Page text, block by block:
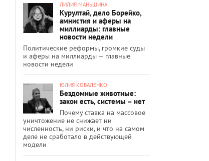
ЛИЛИЯ МАНЬШИНА
Курултай, дело Борейко,
амнистия и аферы на
миллиарды: главные
новости недели
Политические реформы, громкие суды
и аферы на миллиарды — главные
новости недели
ЮЛИЯ КОВАЛЕНКО
Бездомные животные:
закон есть, системы – нет
Почему ставка на массовое
уничтожение не снижает ни
численность, ни риски, и что на самом
деле не сработало в действующей
модели